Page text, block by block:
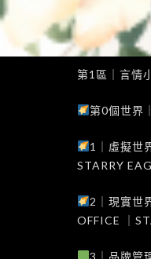
第1區｜言情
第0個世界
1｜虛擬世
STARRY
2｜現實世
OFFICE ｜
3｜品牌管